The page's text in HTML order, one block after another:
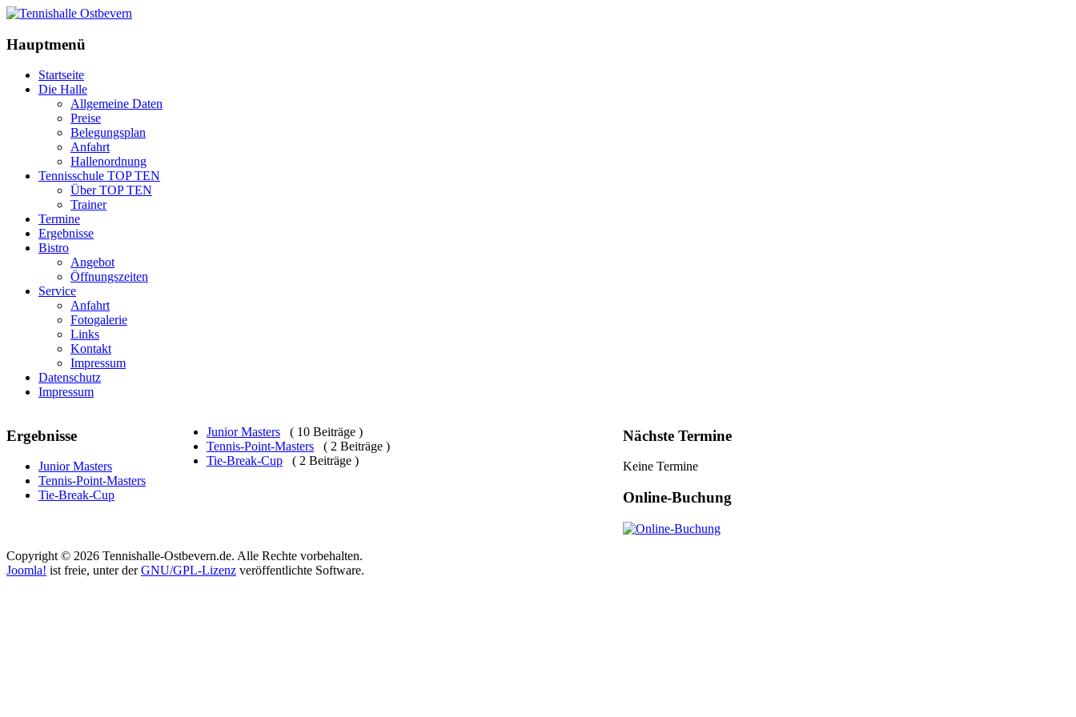
Hauptmenü
Startseite
Die Halle
Allgemeine Daten
Preise
Belegungsplan
Anfahrt
Hallenordnung
Tennisschule TOP TEN
Über TOP TEN
Trainer
Termine
Ergebnisse
Bistro
Angebot
Öffnungszeiten
Service
Anfahrt
Fotogalerie
Links
Kontakt
Impressum
Datenschutz
Impressum
Ergebnisse
Junior Masters
Tennis-Point-Masters
Tie-Break-Cup
Junior Masters
( 10 Beiträge )
Tennis-Point-Masters
( 2 Beiträge )
Tie-Break-Cup
( 2 Beiträge )
Nächste Termine
Keine Termine
Online-Buchung
Copyright © 2026 Tennishalle-Ostbevern.de. Alle Rechte vorbehalten.
Joomla! ist freie, unter derGNU/GPL-Lizenz veröffentlichte Software.